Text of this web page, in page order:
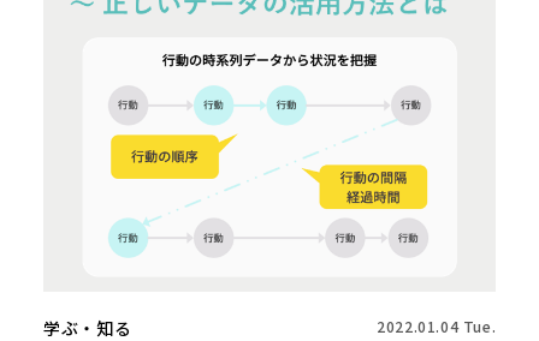
学ぶ・知る 2022.01.04 Tue.